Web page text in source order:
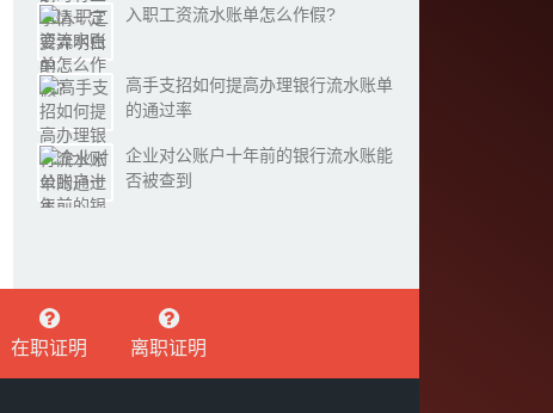
入职工资流水账单怎么作假?
高手支招如何提高办理银行流水账单
的通过率
企业对公账户十年前的银行流水账能
否被查到
在职证明 离职证明